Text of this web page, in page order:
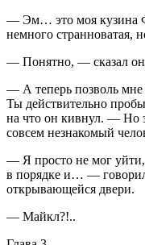
— Эм… это моя кузина
немного странноватая,
— Понятно, — сказал
— А теперь позволь мне
Ты действительно
на что он кивнул. — Но
совсем незнакомый
— Я просто не мог уйти,
в порядке и… —
открывающейся двери.
— Майкл?!..